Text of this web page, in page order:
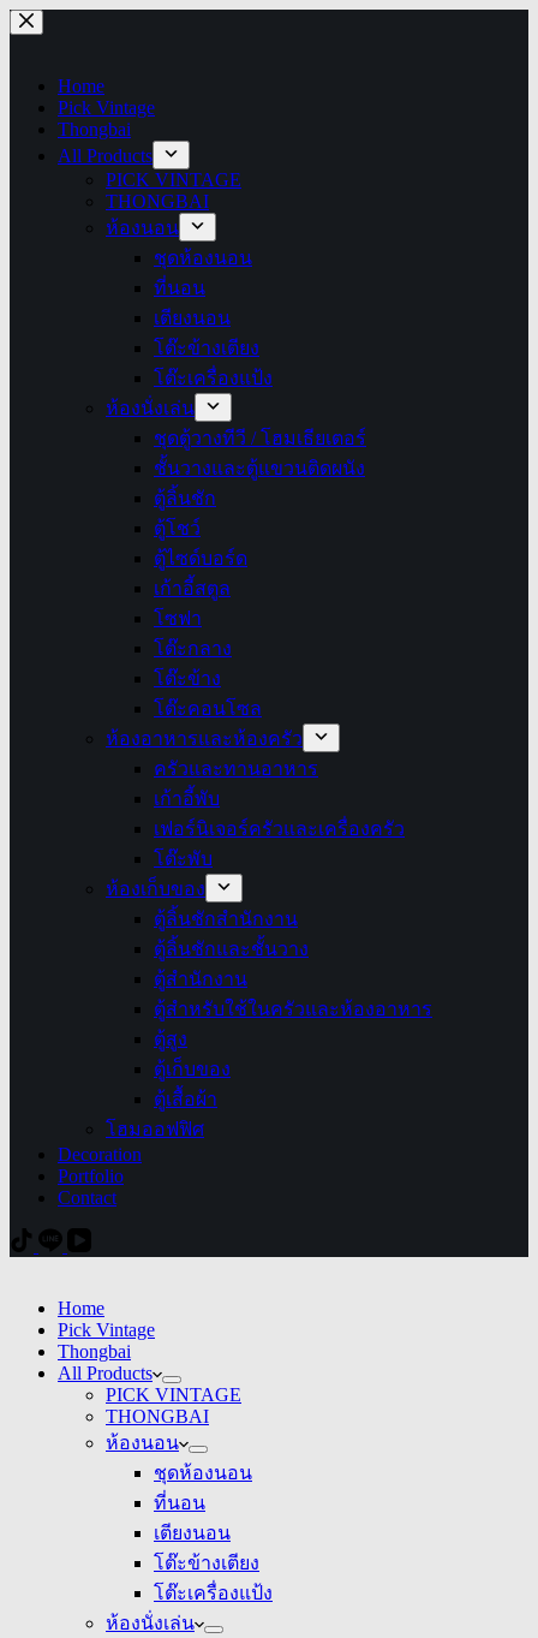
Skip
to
Home
Pick Vintage
Thongbai
All Products
PICK VINTAGE
THONGBAI
ห้องนอน
ชุดห้องนอน
ที่นอน
เตียงนอน
โต๊ะข้างเตียง
โต๊ะเครื่องแป้ง
ห้องนั่งเล่น
ชุดตู้วางทีวี / โฮมเธียเตอร์
ชั้นวางและตู้แขวนติดผนัง
ตู้ลิ้นชัก
ตู้โชว์
ตู้ไซด์บอร์ด
เก้าอี้สตูล
โซฟา
โต๊ะกลาง
โต๊ะข้าง
โต๊ะคอนโซล
ห้องอาหารและห้องครัว
ครัวและทานอาหาร
เก้าอี้พับ
เฟอร์นิเจอร์ครัวและเครื่องครัว
โต๊ะพับ
ห้องเก็บของ
ตู้ลิ้นชักสำนักงาน
ตู้ลิ้นชักและชั้นวาง
ตู้สำนักงาน
ตู้สำหรับใช้ในครัวและห้องอาหาร
ตู้สูง
ตู้เก็บของ
ตู้เสื้อผ้า
โฮมออฟฟิศ
Decoration
Portfolio
Contact
Home
Pick Vintage
Thongbai
All Products
PICK VINTAGE
THONGBAI
ห้องนอน
ชุดห้องนอน
ที่นอน
เตียงนอน
โต๊ะข้างเตียง
โต๊ะเครื่องแป้ง
ห้องนั่งเล่น